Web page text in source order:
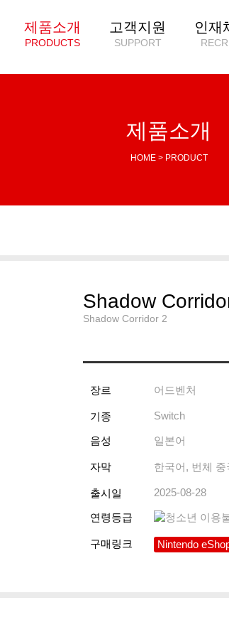
제품소개
PRODUCTS
고객지원
SUPPORT
인재
제품소개
HOME > PRODUCT
Shadow
Shadow Corridor 2
장르 어드벤처
기종 Switch
음성 일본어
자막 한국어, 번체
출시일 2025-08-28
연령등급
구매링크 Nintendo